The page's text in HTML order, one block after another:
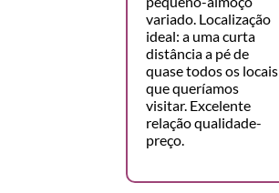
variado. Localização
ideal: a uma curta
distância a pé de
quase todos os locais
que queríamos
visitar. Excelente
relação qualidade-
preço.